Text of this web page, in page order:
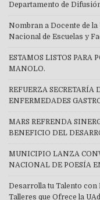
Departamento de
Nombran a Docente de
Nacional de Escuelas y
ESTAMOS LISTOS PARA
MANOLO.
REFUERZA SECRETARÍA
ENFERMEDADES
MARS REFRENDA
BENEFICIO DEL
MUNICIPIO LANZA
NACIONAL DE POESÍA
Desarrolla tu Talento
Talleres que Ofrece la